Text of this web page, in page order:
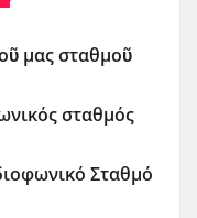
μας σταθμοῦ
σταθμός
Σταθμό